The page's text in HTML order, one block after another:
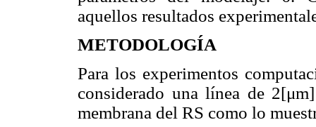
aquellos resultados
METODOLOGÍA
Para los experimentos
considerado una línea de
membrana del RS como lo